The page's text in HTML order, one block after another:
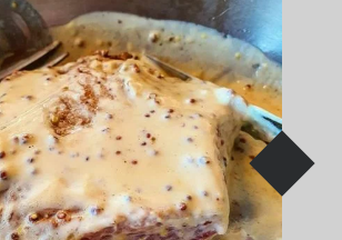
Continuar a ler“Ilhada na brasa Sabores do Barroso”
…